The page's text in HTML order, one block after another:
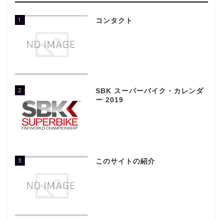
1 コンタクト
2
SBK スーパーバイク・カレンダ
ー 2019
3 このサイトの紹介